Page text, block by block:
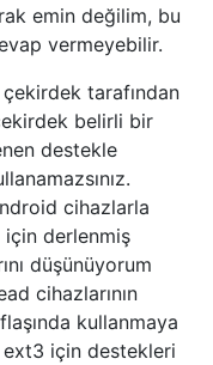
emin değilim, bu
vermeyebilir.
tarafından
belirli bir
destekle
cihazlarla
için derlenmiş
düşünüyorum
cihazlarının
kullanmaya
ext3 için destekleri